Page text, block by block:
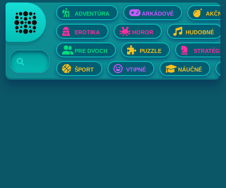
ADVENTÚRA ARKÁDOVÉ AKČNÉ
EROTIKA HOROR HUDOBNÉ
PRE DVOCH PUZZLE STRATÉGIE
ŠPORT VTIPNÉ NÁUČNÉ